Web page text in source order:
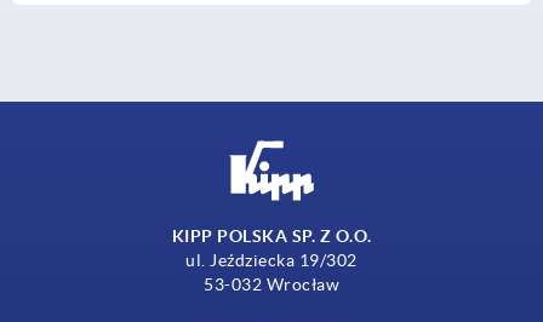
KIPP POLSKA SP. Z O.O.
ul. Jeździecka 19/302
53-032 Wrocław